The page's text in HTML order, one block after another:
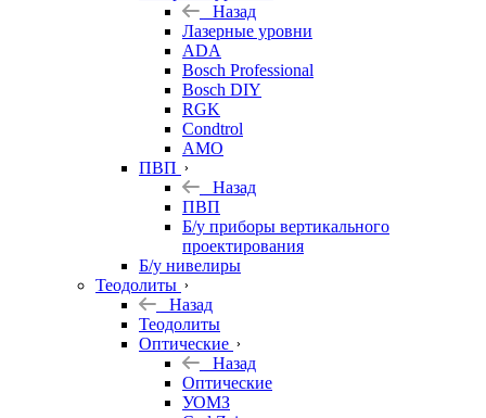
Назад
Лазерные уровни
ADA
Bosch Professional
Bosch DIY
RGK
Condtrol
AMO
ПВП
Назад
ПВП
Б/у приборы вертикального
проектирования
Б/у нивелиры
Теодолиты
Назад
Теодолиты
Оптические
Назад
Оптические
УОМЗ